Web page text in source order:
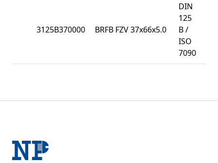
3125B370000 BRFB FZV 37x66x5.0
DIN
125
B /
ISO
7090